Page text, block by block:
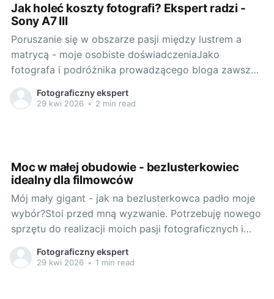
Jak holeć koszty fotografi? Ekspert radzi -
Sony A7 III
Poruszanie się w obszarze pasji między lustrem a
matrycą - moje osobiste doświadczeniaJako
fotografa i podróżnika prowadzącego bloga zawsze
staram się łączyć moją pasję do fotografii z
praktycznością. Wiem, jak ważne jest, aby mój sprzęt
Fotograficzny ekspert
29 kwi 2026 • 2 min read
Moc w małej obudowie - bezlusterkowiec
idealny dla filmowców
Mój mały gigant - jak na bezlusterkowca padło moje
wybór?Stoi przed mną wyzwanie. Potrzebuję nowego
sprzętu do realizacji moich pasji fotograficznych i
filmowych. Na moje wybory wpływa wiele czynników,
takich jak jakość obrazu, komfort użytkowania czy
Fotograficzny ekspert
29 kwi 2026 • 1 min read